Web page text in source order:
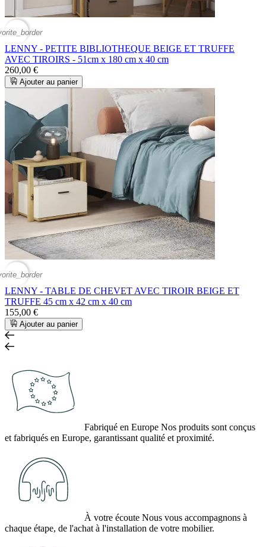
LENNY - PETITE BIBLIOTHEQUE BEIGE ET TRUFFE
AVEC TIROIRS - 51cm x 180 cm x 40 cm
260,00 €
Ajouter au panier
LENNY - TABLE DE CHEVET AVEC TIROIR BEIGE ET
TRUFFE 45 cm x 42 cm x 40 cm
155,00 €
Ajouter au panier
Fabriqué en Europe Nos produits sont conçus
et fabriqués en Europe, garantissant qualité et proximité.
À votre écoute Nous vous accompagnons à
chaque étape, de l'achat à l'installation de votre mobilier.